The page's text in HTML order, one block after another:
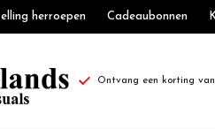
herroepen Cadeaubonnen
Ontvang een korting